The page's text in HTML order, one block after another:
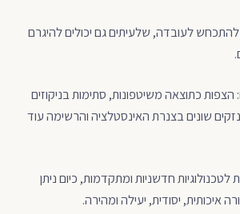
לעובדה, שלעיתים גם יכולים להיגרם
הצפות כתוצאה משיטפונות, סתימות בניקוזים
שונים בצנרת האינסטלציה והרשימה עוד
חדשניות ומתקדמות, כיום ניתן
איכותית, יסודית, יעילה ומהירה.